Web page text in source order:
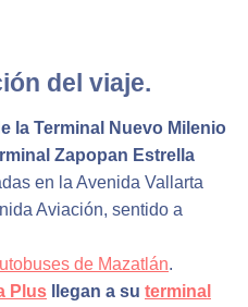
del viaje.
la Terminal Nuevo Milenio
Zapopan Estrella
en la Avenida Vallarta
Aviación, sentido a
de Mazatlán.
Plus llegan a su terminal